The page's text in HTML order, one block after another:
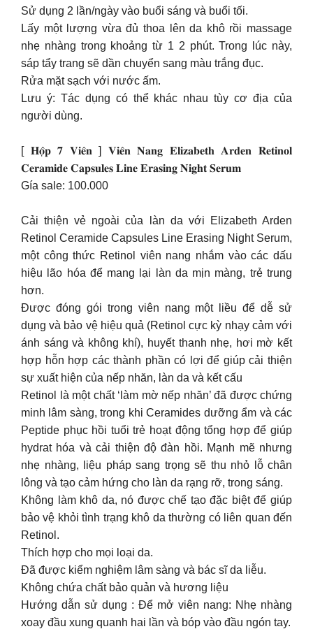
Sử dụng 2 lần/ngày vào buổi sáng và buổi tối.
Lấy một lượng vừa đủ thoa lên da khô rồi massage
nhẹ nhàng trong khoảng từ 1 2 phút. Trong lúc này,
sáp tẩy trang sẽ dần chuyển sang màu trắng đục.
Rửa mặt sạch với nước ấm.
Lưu ý: Tác dụng có thể khác nhau tùy cơ địa của
người dùng.
[ 𝐇𝐨̣̂𝐩 𝟕 𝐕𝐢𝐞̂𝐧 ] 𝐕𝐢𝐞̂𝐧 𝐍𝐚𝐧𝐠 𝐄𝐥𝐢𝐳𝐚𝐛𝐞𝐭𝐡 𝐀𝐫𝐝𝐞𝐧 𝐑𝐞𝐭𝐢𝐧𝐨𝐥
𝐂𝐞𝐫𝐚𝐦𝐢𝐝𝐞 𝐂𝐚𝐩𝐬𝐮𝐥𝐞𝐬 𝐋𝐢𝐧𝐞 𝐄𝐫𝐚𝐬𝐢𝐧𝐠 𝐍𝐢𝐠𝐡𝐭 𝐒𝐞𝐫𝐮𝐦
Gía sale: 100.000
Cải thiện vẻ ngoài của làn da với Elizabeth Arden
Retinol Ceramide Capsules Line Erasing Night Serum,
một công thức Retinol viên nang nhắm vào các dấu
hiệu lão hóa để mang lại làn da mịn màng, trẻ trung
hơn.
Được đóng gói trong viên nang một liều để dễ sử
dụng và bảo vệ hiệu quả (Retinol cực kỳ nhạy cảm với
ánh sáng và không khí), huyết thanh nhẹ, hơi mờ kết
hợp hỗn hợp các thành phần có lợi để giúp cải thiện
sự xuất hiện của nếp nhăn, làn da và kết cấu
Retinol là một chất ‘làm mờ nếp nhăn’ đã được chứng
minh lâm sàng, trong khi Ceramides dưỡng ẩm và các
Peptide phục hồi tuổi trẻ hoạt động tổng hợp để giúp
hydrat hóa và cải thiện độ đàn hồi. Mạnh mẽ nhưng
nhẹ nhàng, liệu pháp sang trọng sẽ thu nhỏ lỗ chân
lông và tạo cảm hứng cho làn da rạng rỡ, trong sáng.
Không làm khô da, nó được chế tạo đặc biệt để giúp
bảo vệ khỏi tình trạng khô da thường có liên quan đến
Retinol.
Thích hợp cho mọi loại da.
Đã được kiểm nghiệm lâm sàng và bác sĩ da liễu.
Không chứa chất bảo quản và hương liệu
Hướng dẫn sử dụng : Để mở viên nang: Nhẹ nhàng
xoay đầu xung quanh hai lần và bóp vào đầu ngón tay.